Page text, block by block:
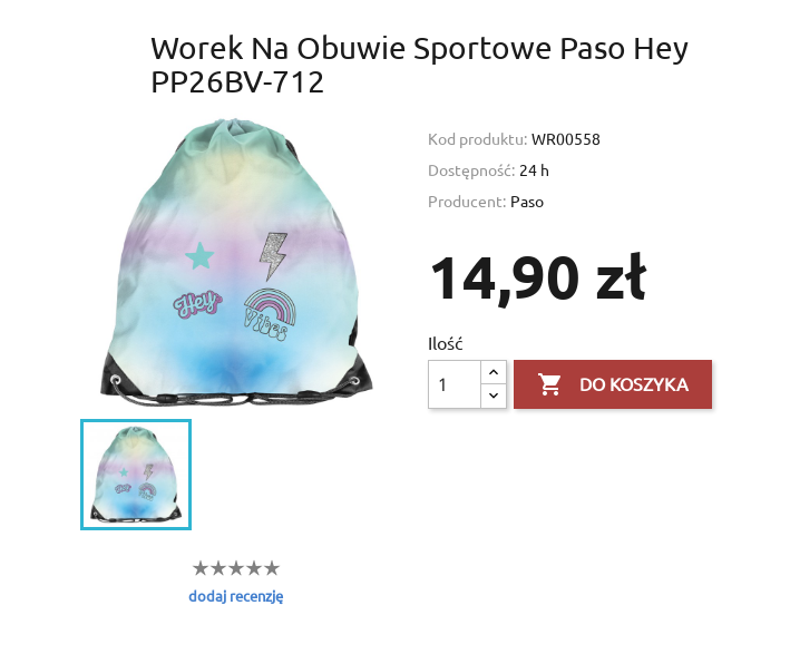
products in your wishlist.
Sign in
Worek Na Obuwie Sportowe Paso Hey
PP26BV-712
dodaj recenzję
Kod produktu: WR00558
Dostępność: 24 h
Producent: Paso
14,90 zł
Ilość
 DO KOSZYKA